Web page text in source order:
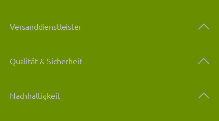
Versanddienstleister
Qualität & Sicherheit
Nachhaltigkeit